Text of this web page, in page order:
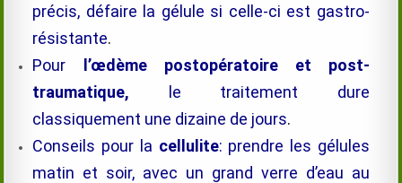
précis, défaire la gélule si celle-ci est gastro-
résistante.
Pour l’œdème postopératoire et post-
traumatique, le traitement dure
classiquement une dizaine de jours.
Conseils pour la cellulite: prendre les gélules
matin et soir, avec un grand verre d’eau au